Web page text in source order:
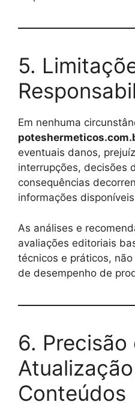
5.
Em nenhuma
eventuais danos,
interrupções, decisões
consequências
informações
As análises e
avaliações editoriais
técnicos e práticos,
de desempenho de
6. Precisão
Conteúdos